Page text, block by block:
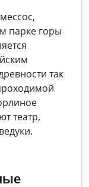
парке горы
так
театр,